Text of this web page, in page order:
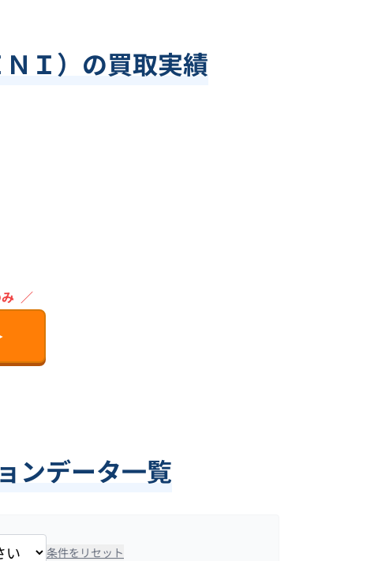
Ｉ）の買取実績
／
ンデータ一覧
条件をリセット